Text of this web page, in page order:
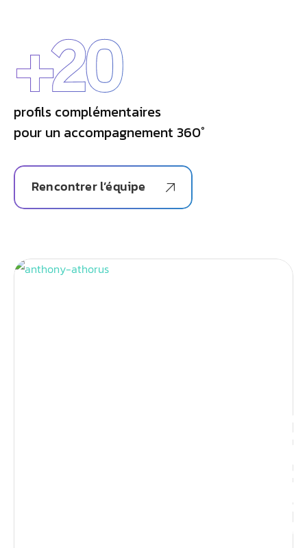
profils complémentaires
pour un accompagnement 360°
+20
Rencontrer l’équipe